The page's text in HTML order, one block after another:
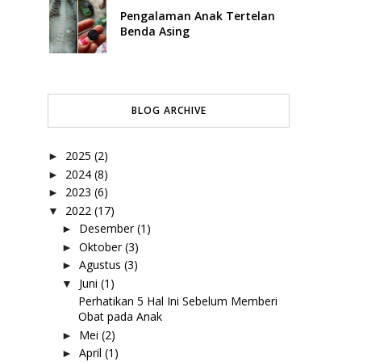
Pengalaman Anak Tertelan
Benda Asing
BLOG ARCHIVE
► 2025 (2)
► 2024 (8)
► 2023 (6)
▼ 2022 (17)
► Desember (1)
► Oktober (3)
► Agustus (3)
▼ Juni (1)
Perhatikan 5 Hal Ini Sebelum Memberi
Obat pada Anak
► Mei (2)
► April (1)